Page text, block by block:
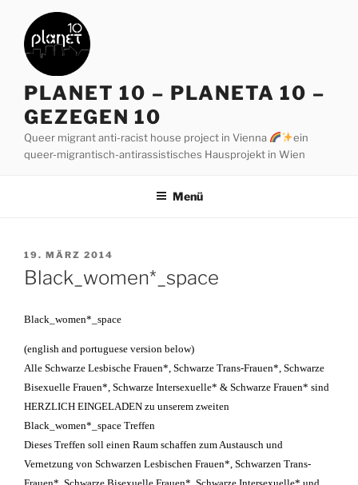
Inhalt
springen
PLANET 10 – PLANETA 10 –
GEZEGEN 10
Queer migrant anti-racist house project in Vienna
ein
queer-migrantisch-antirassistisches Hausprojekt in Wien
Menü
VERÖFFENTLICHT
AM
19. MÄRZ 2014
Black_women*_space
Black_women*_space
(english and portuguese version below)
Alle Schwarze Lesbische Frauen*, Schwarze Trans-Frauen*, Schwarze
Bisexuelle Frauen*, Schwarze Intersexuelle* & Schwarze Frauen* sind
HERZLICH EINGELADEN zu unserem zweiten
Black_women*_space Treffen
Dieses Treffen soll einen Raum schaffen zum Austausch und
Vernetzung von Schwarzen Lesbischen Frauen*, Schwarzen Trans-